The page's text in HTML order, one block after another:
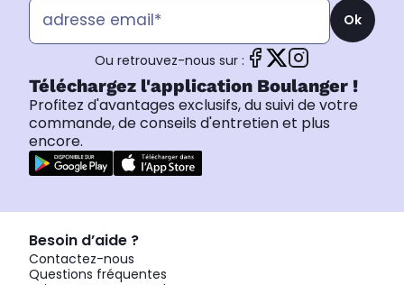
Ok
Ou retrouvez-nous sur :
Téléchargez l'application Boulanger !
Profitez d'avantages exclusifs, du suivi de votre
commande, de conseils d'entretien et plus
encore.
Besoin d’aide ?
Contactez-nous
Questions fréquentes